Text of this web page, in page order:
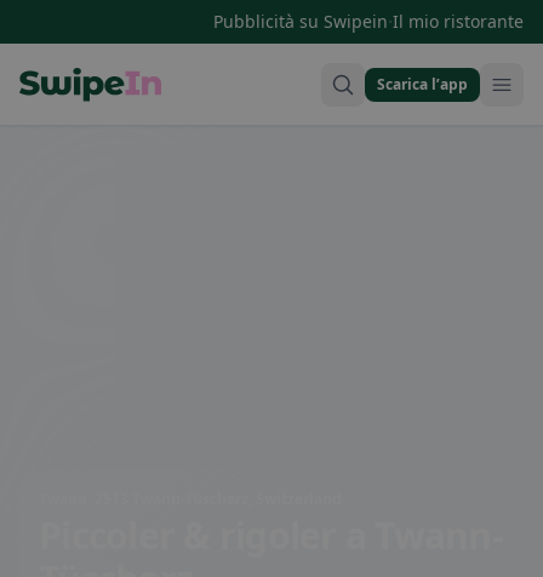
Pubblicità su Swipein·Il mio ristorante
Scarica l’app